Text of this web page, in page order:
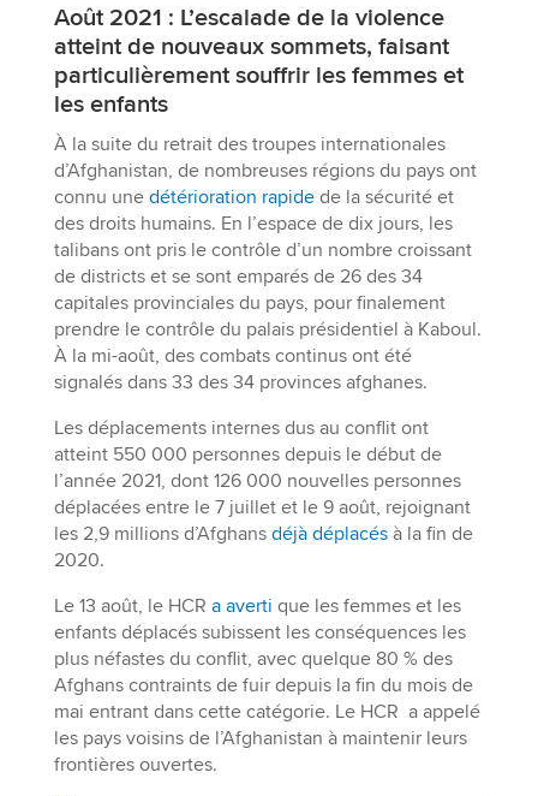
Août 2021 : L’escalade de la violence
atteint de nouveaux sommets, faisant
particulièrement souffrir les femmes et
les enfants
À la suite du retrait des troupes internationales
d’Afghanistan, de nombreuses régions du pays ont
connu une détérioration rapidede la sécurité et
des droits humains. En l’espace de dix jours, les
talibans ont pris le contrôle d’un nombre croissant
de districts et se sont emparés de 26 des 34
capitales provinciales du pays, pour finalement
prendre le contrôle du palais présidentiel à Kaboul.
À la mi-août, des combats continus ont été
signalés dans 33 des 34 provinces afghanes.
Les déplacements internes dus au conflit ont
atteint 550 000 personnes depuis le début de
l’année 2021, dont 126 000 nouvelles personnes
déplacées entre le 7 juillet et le 9 août, rejoignant
les 2,9 millions d’Afghansdéjà déplacésà la fin de
2020.
Le 13 août, le HCR a averti que les femmes et les
enfants déplacés subissent les conséquences les
plus néfastes du conflit, avec quelque 80 % des
Afghans contraints de fuir depuis la fin du mois de
mai entrant dans cette catégorie. Le HCR a appelé
les pays voisins de l’Afghanistan à maintenir leurs
frontières ouvertes.